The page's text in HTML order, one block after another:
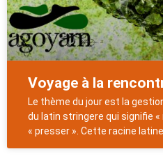
Voyage à la
Le thème du jour est la
du latin stringere qui signifie «
« presser ». Cette racine